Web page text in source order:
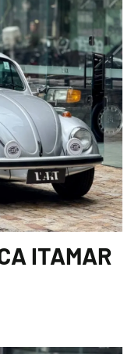
ITAMAR